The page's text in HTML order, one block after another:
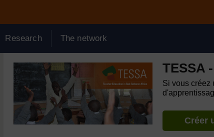
Research The network
TESSA
Si vous créez
Créer